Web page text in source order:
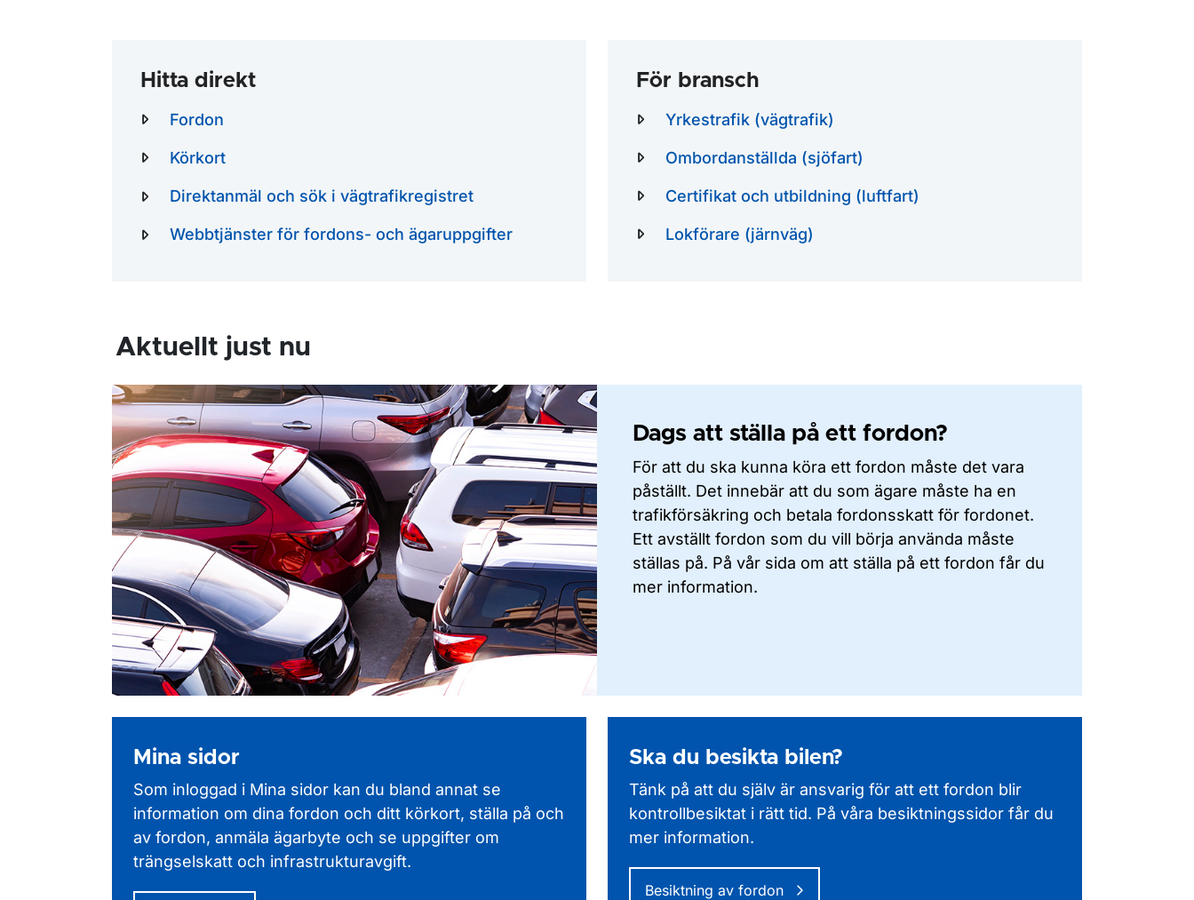
Hitta direkt
Fordon
Körkort
Direktanmäl och sök i vägtrafikregistret
Webbtjänster för fordons- och ägaruppgifter
För bransch
Yrkestrafik (vägtrafik)
Ombordanställda (sjöfart)
Certifikat och utbildning (luftfart)
Lokförare (järnväg)
Aktuellt just nu
Dags att ställa på ett fordon?
För att du ska kunna köra ett fordon måste det vara
påställt. Det innebär att du som ägare måste ha en
trafikförsäkring och betala fordonsskatt för fordonet.
Ett avställt fordon som du vill börja använda måste
ställas på. På vår sida om att ställa på ett fordon får du
mer information.
Mina sidor
Som inloggad i Mina sidor kan du bland annat se
information om dina fordon och ditt körkort, ställa på och
av fordon, anmäla ägarbyte och se uppgifter om
trängselskatt och infrastrukturavgift.
Ska du besikta bilen?
Tänk på att du själv är ansvarig för att ett fordon blir
kontrollbesiktat i rätt tid. På våra besiktningssidor får du
mer information.
Besiktning av fordon